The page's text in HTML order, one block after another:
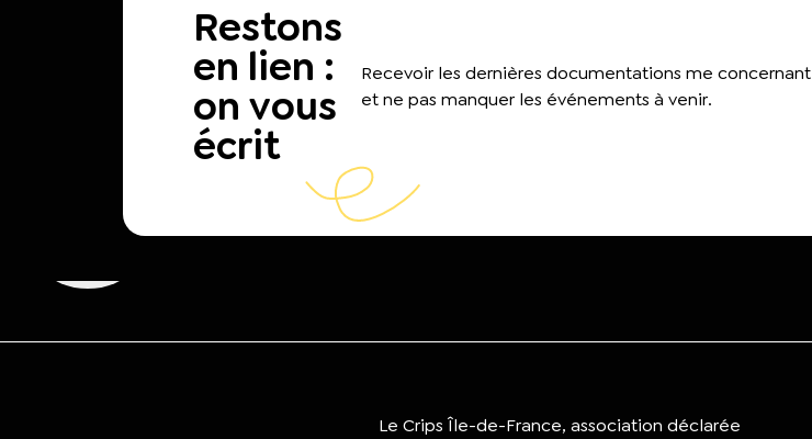
Restons
en lien :
on vous
écrit
Recevoir les dernières documentations me concernant
et ne pas manquer les événements à venir.
Le Crips Île-de-France, association déclarée